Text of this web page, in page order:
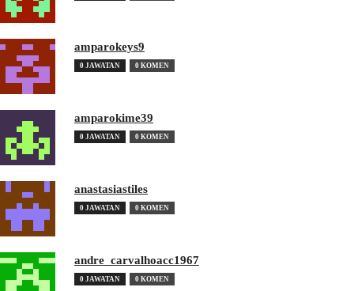
amparokeys9
0 JAWATAN 0 KOMEN
amparokime39
0 JAWATAN 0 KOMEN
anastasiastiles
0 JAWATAN 0 KOMEN
andre_carvalhoacc1967
0 JAWATAN 0 KOMEN